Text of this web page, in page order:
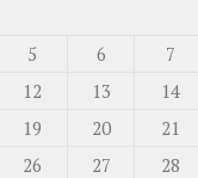
5 6 7
12 13 14
19 20 21
26 27 28